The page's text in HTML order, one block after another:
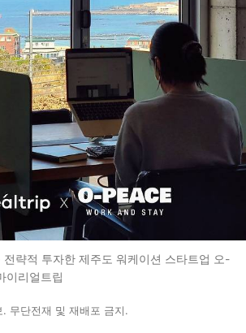
전략적 투자한 제주도 워케이션 스타트업 오-
이리얼트립
무단전재 및 재배포 금지.